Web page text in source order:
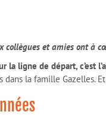
collègues et amies ont à
la ligne de départ, c’est
dans la famille Gazelles.